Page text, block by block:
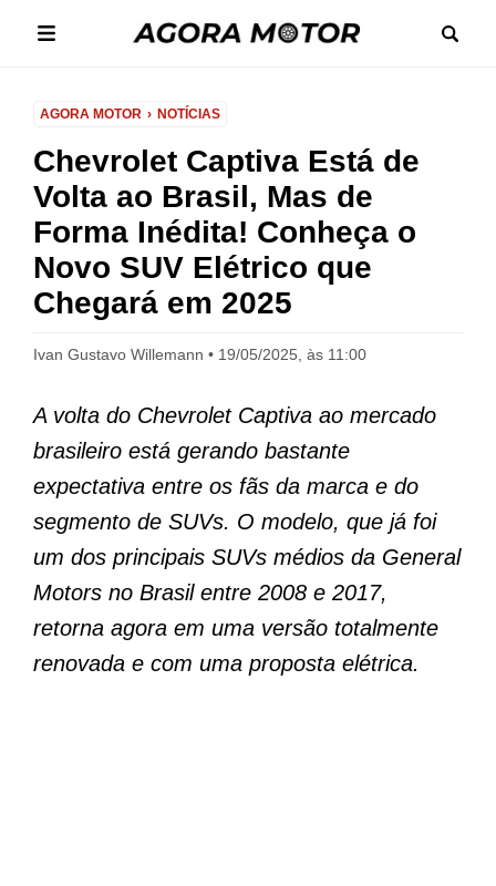
AGORA MOTOR NOTÍCIAS
Chevrolet Captiva Está de
Volta ao Brasil, Mas de
Forma Inédita! Conheça o
Novo SUV Elétrico que
Chegará em 2025
Ivan Gustavo Willemann 19/05/2025, às 11:00
A volta do Chevrolet Captiva ao mercado
brasileiro está gerando bastante
expectativa entre os fãs da marca e do
segmento de SUVs. O modelo, que já foi
um dos principais SUVs médios da General
Motors no Brasil entre 2008 e 2017,
retorna agora em uma versão totalmente
renovada e com uma proposta elétrica.